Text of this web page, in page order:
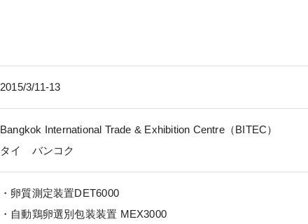
2015/3/11-13
Bangkok International Trade & Exhibition Centre（BITEC）
タイ バンコク
・卵質測定装置DET6000
・自動鶏卵選別包装装置 MEX3000